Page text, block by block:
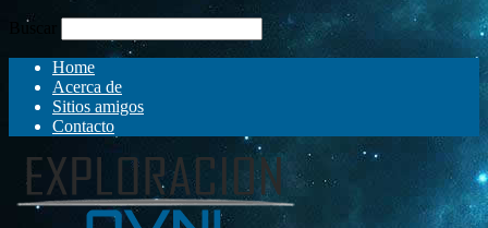
Buscar
Home
Acerca de
Sitios amigos
Contacto